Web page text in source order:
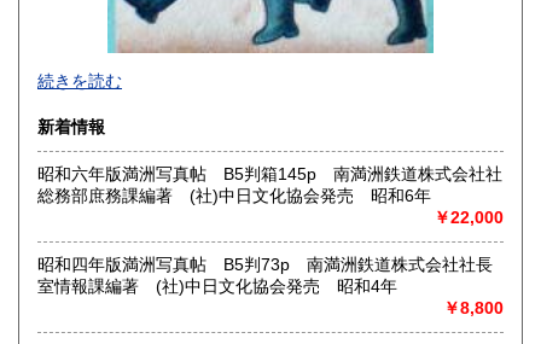
2026年で創業45年目になります。
沿線名：(無店舗)
最寄駅：(無店舗)
営業時間：10:00〜18:00
書籍の買取について
続きを読む
新着情報
昭和六年版満洲写真帖 B5判箱145p 南満洲鉄道株式会社社
総務部庶務課編著 (社)中日文化協会発売 昭和6年
￥22,000
昭和四年版満洲写真帖 B5判73p 南満洲鉄道株式会社社長
室情報課編著 (社)中日文化協会発売 昭和4年
￥8,800